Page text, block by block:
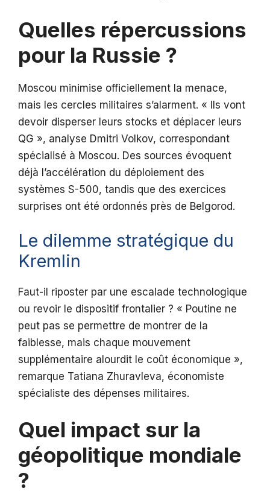
Quelles répercussions
pour la Russie ?
Moscou minimise officiellement la menace,
mais les cercles militaires s’alarment. « Ils vont
devoir disperser leurs stocks et déplacer leurs
QG », analyse Dmitri Volkov, correspondant
spécialisé à Moscou. Des sources évoquent
déjà l’accélération du déploiement des
systèmes S-500, tandis que des exercices
surprises ont été ordonnés près de Belgorod.
Le dilemme stratégique du
Kremlin
Faut-il riposter par une escalade technologique
ou revoir le dispositif frontalier ? « Poutine ne
peut pas se permettre de montrer de la
faiblesse, mais chaque mouvement
supplémentaire alourdit le coût économique »,
remarque Tatiana Zhuravleva, économiste
spécialiste des dépenses militaires.
Quel impact sur la
géopolitique mondiale
?